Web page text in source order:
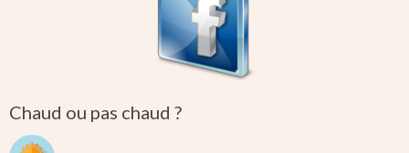
Chaud ou pas chaud ?